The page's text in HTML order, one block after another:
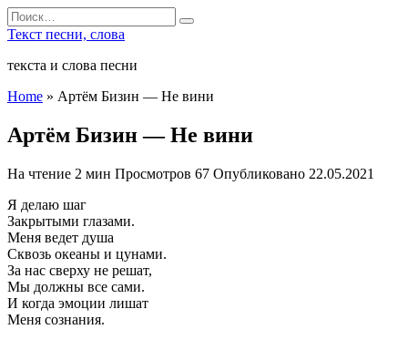
Перейти
к
Search
for:
Текст песни, слова
текста и слова песни
Home » Артём Бизин — Не вини
Артём Бизин — Не вини
На чтение 2 мин Просмотров 67 Опубликовано 22.05.2021
Я делаю шаг
Закрытыми глазами.
Меня ведет душа
Сквозь океаны и цунами.
За нас сверху не решат,
Мы должны все сами.
И когда эмоции лишат
Меня сознания.